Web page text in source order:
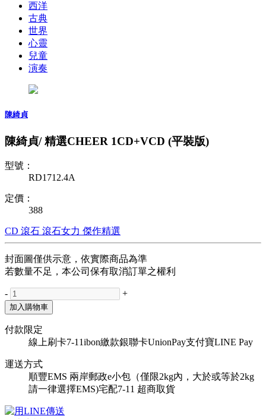
西洋
古典
世界
心靈
兒童
演奏
陳綺貞
陳綺貞/ 精選CHEER 1CD+VCD (平裝版)
型號：
RD1712.4A
定價：
388
CD 滾石 滾石女力 傑作精選
封面圖僅供示意，依實際商品為準
若數量不足，本公司保有取消訂單之權利
- +
加入購物車
付款限定
線上刷卡7-11ibon繳款銀聯卡UnionPay支付寶LINE Pay
運送方式
順豐EMS 兩岸郵政e小包（僅限2kg內，大於或等於2kg
請一律選擇EMS)宅配7-11 超商取貨